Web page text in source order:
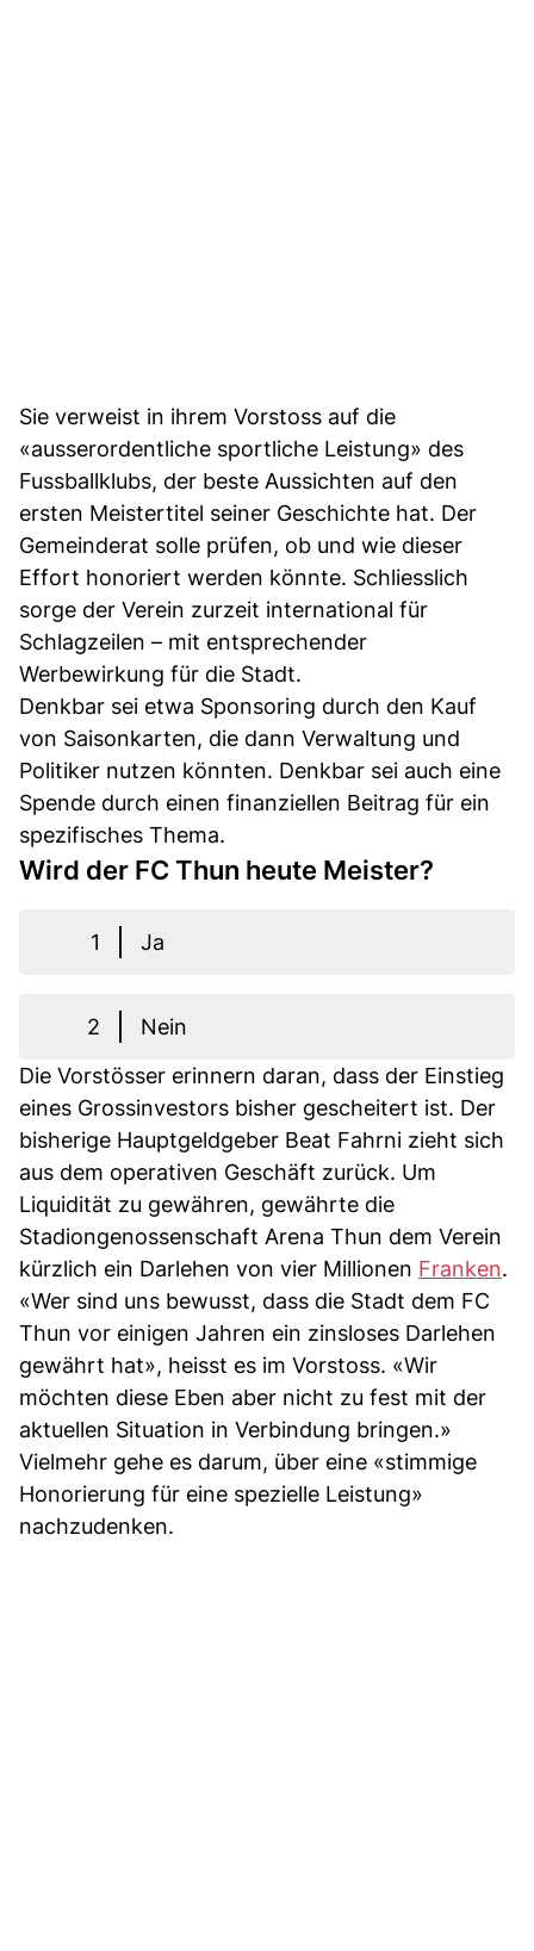
Sie verweist in ihrem Vorstoss auf die
«ausserordentliche sportliche Leistung» des
Fussballklubs, der beste Aussichten auf den
ersten Meistertitel seiner Geschichte hat. Der
Gemeinderat solle prüfen, ob und wie dieser
Effort honoriert werden könnte. Schliesslich
sorge der Verein zurzeit international für
Schlagzeilen – mit entsprechender
Werbewirkung für die Stadt.
Denkbar sei etwa Sponsoring durch den Kauf
von Saisonkarten, die dann Verwaltung und
Politiker nutzen könnten. Denkbar sei auch eine
Spende durch einen finanziellen Beitrag für ein
spezifisches Thema.
Wird der FC Thun heute Meister?
1 Ja
2
Nein
Die Vorstösser erinnern daran, dass der Einstieg
eines Grossinvestors bisher gescheitert ist. Der
bisherige Hauptgeldgeber Beat Fahrni zieht sich
aus dem operativen Geschäft zurück. Um
Liquidität zu gewähren, gewährte die
Stadiongenossenschaft Arena Thun dem Verein
kürzlich ein Darlehen von vier Millionen Franken.
«Wer sind uns bewusst, dass die Stadt dem FC
Thun vor einigen Jahren ein zinsloses Darlehen
gewährt hat», heisst es im Vorstoss. «Wir
möchten diese Eben aber nicht zu fest mit der
aktuellen Situation in Verbindung bringen.»
Vielmehr gehe es darum, über eine «stimmige
Honorierung für eine spezielle Leistung»
nachzudenken.